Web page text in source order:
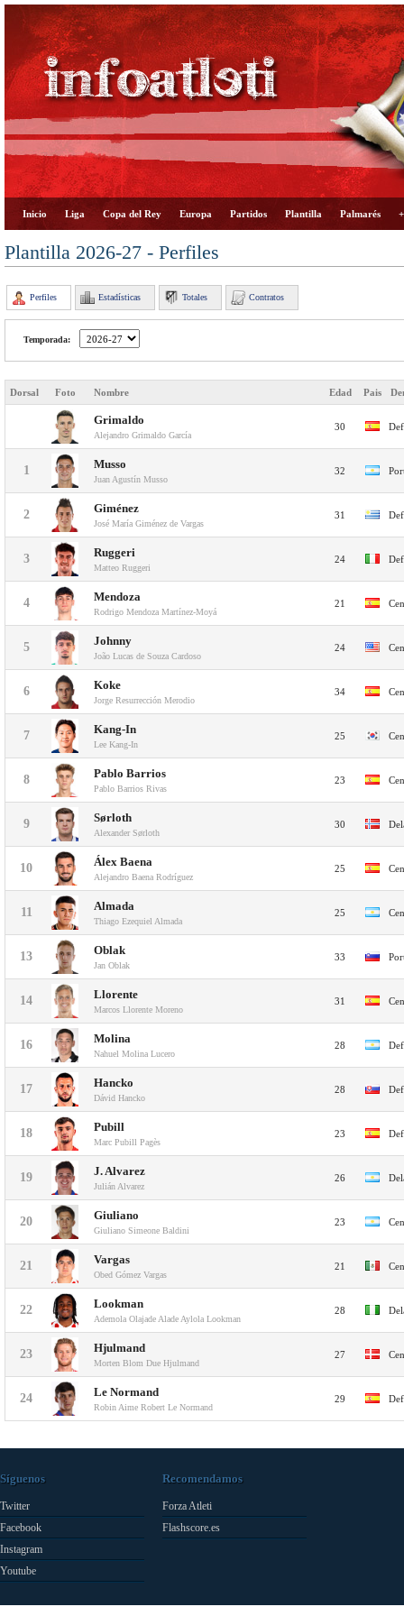
Inicio Liga Copa del Rey Europa Partidos Plantilla Palmarés
Plantilla 2026-27 - Perfiles
Perfiles Estadísticas Totales Contratos
Temporada:
Dorsal Foto Nombre Edad Pais
Grimaldo
Alejandro Grimaldo García
30
1 Musso
Juan Agustín Musso
32
2 Giménez
José María Giménez de Vargas
31
3 Ruggeri
Matteo Ruggeri
24
4 Mendoza
Rodrigo Mendoza Martínez-Moyá
21
5 Johnny
João Lucas de Souza Cardoso
24
6 Koke
Jorge Resurrección Merodio
34
7 Kang-In
Lee Kang-In
25
8 Pablo Barrios
Pablo Barrios Rivas
23
9 Sørloth
Alexander Sørloth
30
10 Álex Baena
Alejandro Baena Rodríguez
25
11 Almada
Thiago Ezequiel Almada
25
13 Oblak
Jan Oblak
33
14 Llorente
Marcos Llorente Moreno
31
16 Molina
Nahuel Molina Lucero
28
17 Hancko
Dávid Hancko
28
18 Pubill
Marc Pubill Pagès
23
19 J. Alvarez
Julián Alvarez
26
20 Giuliano
Giuliano Simeone Baldini
23
21 Vargas
Obed Gómez Vargas
21
22 Lookman
Ademola Olajade Alade Aylola Lookman
28
23 Hjulmand
Morten Blom Due Hjulmand
27
24 Le Normand
Robin Aime Robert Le Normand
29
Síguenos
Twitter
Facebook
Instagram
Youtube
Recomendamos
Forza Atleti
Flashscore.es